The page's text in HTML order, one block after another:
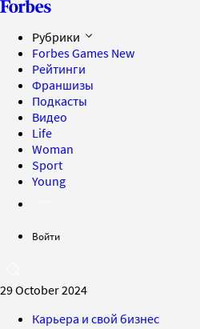
Рубрики
Forbes Games New
Рейтинги
Франшизы
Подкасты
Видео
Life
Woman
Sport
Young
Войти
29 October 2024
Карьера и свой бизнес